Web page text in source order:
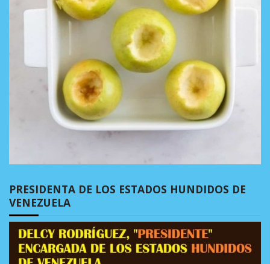
PRESIDENTA DE LOS ESTADOS HUNDIDOS DE
VENEZUELA